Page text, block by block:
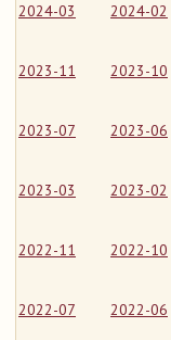
2024-03 2024-02
2023-11 2023-10
2023-07 2023-06
2023-03 2023-02
2022-11 2022-10
2022-07 2022-06